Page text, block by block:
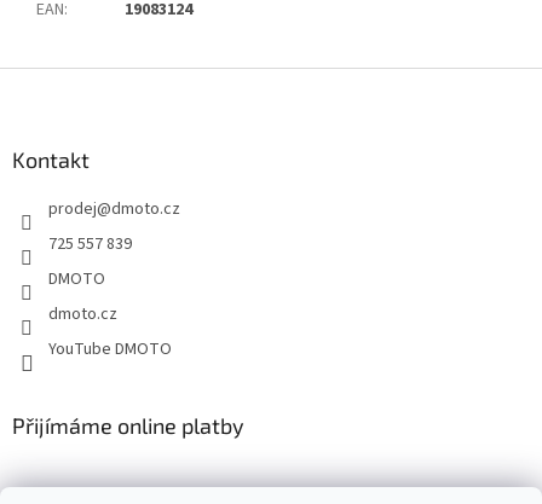
EAN: 19083124
Kontakt
prodej@dmoto.cz
725 557 839
DMOTO
dmoto.cz
YouTube DMOTO
Přijímáme online platby